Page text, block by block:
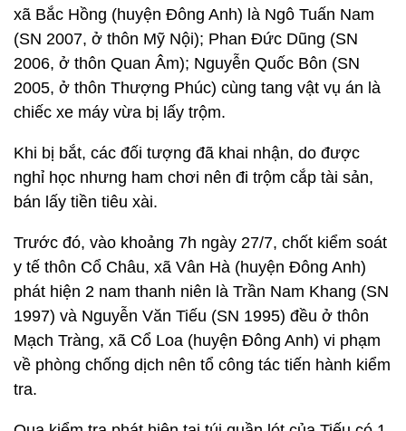
xã Bắc Hồng (huyện Đông Anh) là Ngô Tuấn Nam
(SN 2007, ở thôn Mỹ Nội); Phan Đức Dũng (SN
2006, ở thôn Quan Âm); Nguyễn Quốc Bôn (SN
2005, ở thôn Thượng Phúc) cùng tang vật vụ án là
chiếc xe máy vừa bị lấy trộm.
Khi bị bắt, các đối tượng đã khai nhận, do được
nghỉ học nhưng ham chơi nên đi trộm cắp tài sản,
bán lấy tiền tiêu xài.
Trước đó, vào khoảng 7h ngày 27/7, chốt kiểm soát
y tế thôn Cổ Châu, xã Vân Hà (huyện Đông Anh)
phát hiện 2 nam thanh niên là Trần Nam Khang (SN
1997) và Nguyễn Văn Tiếu (SN 1995) đều ở thôn
Mạch Tràng, xã Cổ Loa (huyện Đông Anh) vi phạm
về phòng chống dịch nên tổ công tác tiến hành kiểm
tra.